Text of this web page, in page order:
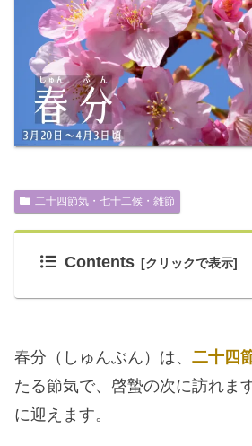
二十四節気・七十二候・雑節
Contents
春分（しゅんぶん）は、 二十四
たる節気で、啓蟄の次に訪れま
に迎えます。